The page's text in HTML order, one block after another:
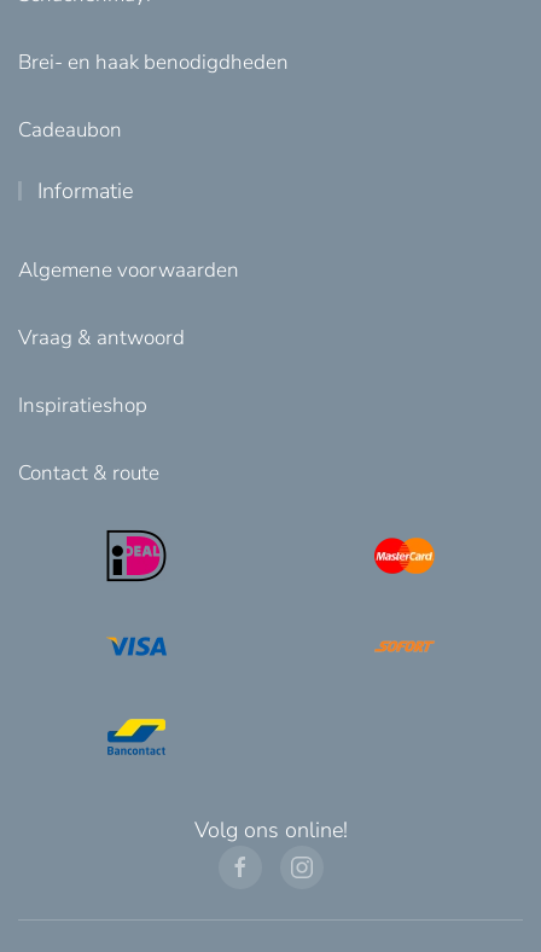
Brei- en haak benodigdheden
Cadeaubon
Informatie
Algemene voorwaarden
Vraag & antwoord
Inspiratieshop
Contact & route
Volg ons online!